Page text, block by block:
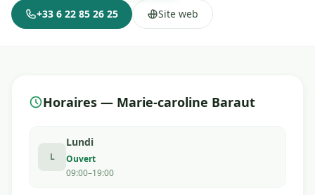
+33 6 22 85 26 25 Site web
Horaires — Marie-caroline Baraut
L
Lundi
Ouvert
09:00–19:00